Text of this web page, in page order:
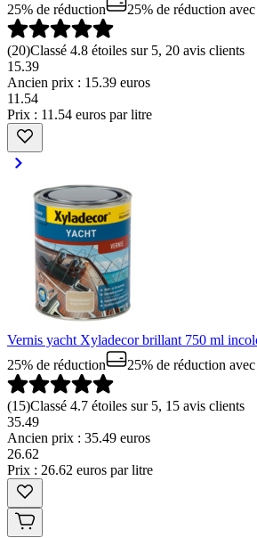
25% de réduction
25% de réduction
(20)Classé 4.8 étoiles sur 5, 20 avis clients
15.39
Ancien prix : 15.39 euros
11 .54
Prix : 11.54 euros par litre
Vernis yacht Xyladecor brillant 750 ml
25% de réduction
25% de réduction
(15)Classé 4.7 étoiles sur 5, 15 avis clients
35.49
Ancien prix : 35.49 euros
26.62
Prix : 26.62 euros par litre